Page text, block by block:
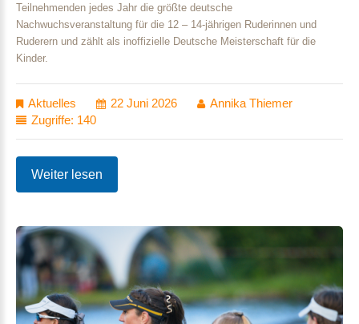
Teilnehmenden jedes Jahr die größte deutsche
Nachwuchsveranstaltung für die 12 – 14-jährigen Ruderinnen und
Ruderern und zählt als inoffizielle Deutsche Meisterschaft für die
Kinder.
Aktuelles 22 Juni 2026
Annika Thiemer
Zugriffe: 140
Weiter lesen